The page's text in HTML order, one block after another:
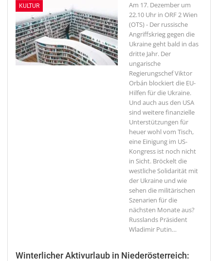
KULTUR
Am 17. Dezember um
22.10 Uhr in ORF 2Wien
(OTS) - Der russische
Angriffskrieg gegen die
Ukraine geht bald in das
dritte Jahr. Der
ungarische
Regierungschef Viktor
Orbán blockiert die EU-
Hilfen für die Ukraine.
Und auch aus den USA
sind weitere finanzielle
Unterstützungen für
heuer wohl vom Tisch,
eine Einigung im US-
Kongress ist noch nicht
in Sicht. Bröckelt die
westliche Solidarität mit
der Ukraine und wie
sehen die militärischen
Szenarien für die
nächsten Monate aus?
Russlands Präsident
Wladimir Putin…
Winterlicher Aktivurlaub in Niederösterreich: